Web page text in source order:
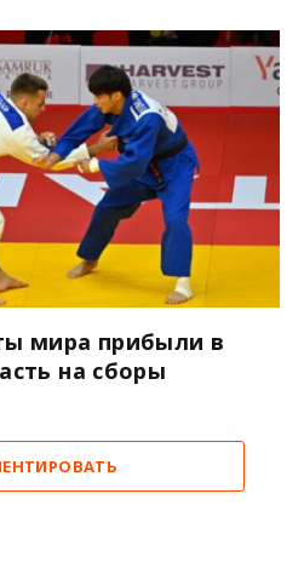
мира прибыли в
на сборы